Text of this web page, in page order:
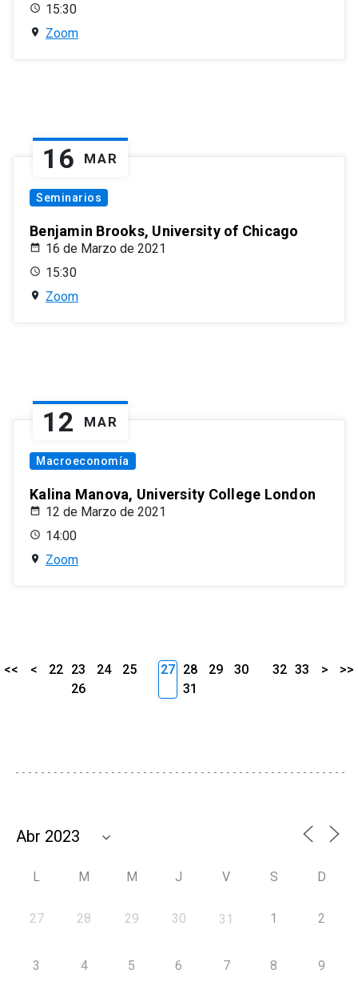
15:30
Zoom
16 MAR
Seminarios
Benjamin Brooks, University of Chicago
16 de Marzo de 2021
15:30
Zoom
12 MAR
Macroeconomía
Kalina Manova, University College London
12 de Marzo de 2021
14:00
Zoom
<< < 22 23 24
25
26
27 28 29
30
31
32 33 > >>
L M M J V S D
27 28 29 30 31 1 2
3 4 5 6 7 8 9